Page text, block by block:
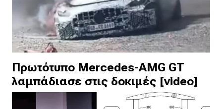
Πρωτότυπο Mercedes-AMG GT
λαμπάδιασε στις δοκιμές [video]